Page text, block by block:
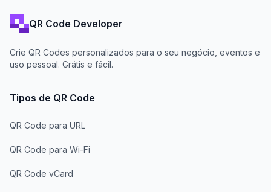
QR Code Developer
Crie QR Codes personalizados para o seu negócio, eventos e
uso pessoal. Grátis e fácil.
Tipos de QR Code
QR Code para URL
QR Code para Wi-Fi
QR Code vCard